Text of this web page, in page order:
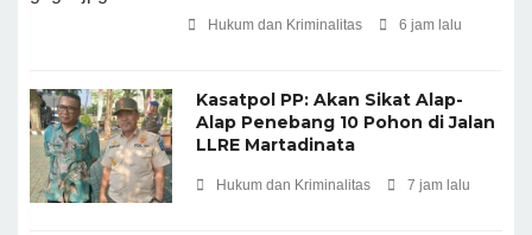
Hukum dan Kriminalitas 6 jam lalu
Kasatpol PP: Akan Sikat Alap-
Alap Penebang 10 Pohon di Jalan
LLRE Martadinata
Hukum dan Kriminalitas 7 jam lalu